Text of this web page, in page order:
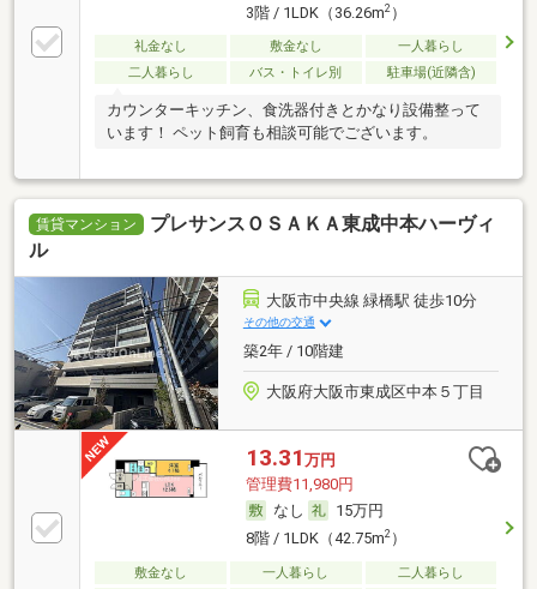
3階 / 1LDK（36.26m2）
礼金なし 敷金なし
一人暮らし
二人暮らし
バス・トイレ別 駐車場(近隣含)
カウンターキッチン、食洗器付きとかなり設備整って
います！ ペット飼育も相談可能でございます。
賃貸マンション
プレサンスＯＳＡＫＡ東成中本ハーヴィ
ル
大阪市中央線 緑橋駅 徒歩10分
その他の交通
築2年 / 10階建
大阪府大阪市東成区中本５丁目
13.31 万円
管理費11,980円
なし
15万円
8階 / 1LDK（42.75m2）
敷金なし 一人暮らし
二人暮らし